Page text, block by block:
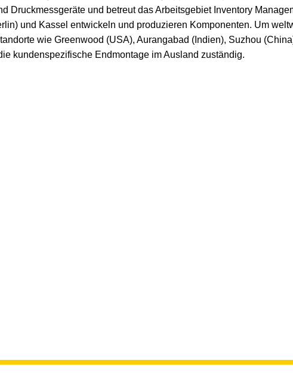
Druckmessgeräte und betreut das Arbeitsgebiet Inventory
und Kassel entwickeln und produzieren Komponenten. Um
wie Greenwood (USA), Aurangabad (Indien), Suzhou
kundenspezifische Endmontage im Ausland zuständig.